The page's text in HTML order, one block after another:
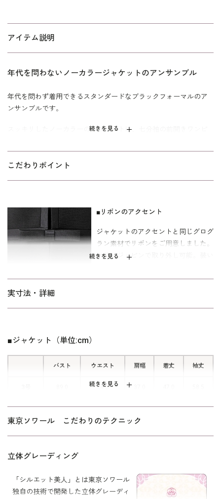
アイテム説明
続きを見る
年代を問わないノーカラージャケットのアンサンブル
年代を問わず着用できるスタンダードなブラックフォーマルのア
ンサンブルです。
スッキリしたノーカラーのジャケットに、七分袖の前開きワンピ
せの部分とワンピースのウエスト部分にグログランでアクセント
を付けました。 オリジナルのリボンで装いの変化も楽しめます。
黒で、通年着用可能。参列者はもちろん、喪主・ご親族の喪服と
しても安心してお召しいただけます。｢少しゆったり｣パターンを
使用。「標準」に比べて二の腕、背渡り、ウエスト部分にゆとり
を持たせています。
こだわりポイント
続きを見る
■リボンのアクセント
ジャケットのアクセントと同じグログ
ラン素材でリボンをご用意しました。
コサージュピンで取り外し可能。装い
ならではの機能的な仕様です。
実寸法・詳細
続きを見る
■ジャケット（単位:cm）
バスト ウエスト 肩幅 着丈 袖丈
74.0
5号 92.0 77.0 37.5 47.0 58.5
9号
39.0 48.5 60.0
13号 106.0 91.0 39.5 49.0
東京ソワール こだわりのテクニック
立体グレーディング
「シルエット美人」とは東京ソワール
独自の技術で開発した立体グレーディ